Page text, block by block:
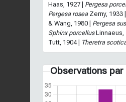
Haas, 1927 | Pergesa
Pergesa roseaZerny, 1933 |
& Wang, 1980 | Pergesa sus
Sphinx porcellusLinnaeus,
Tutt, 1904 |
Theretra
Observations